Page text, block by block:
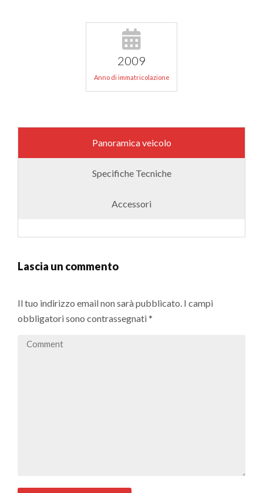
2009
Anno di immatricolazione
Panoramica veicolo
Specifiche Tecniche
Accessori
Lascia un commento
Il tuo indirizzo email non sarà pubblicato. I campi
obbligatori sono contrassegnati*